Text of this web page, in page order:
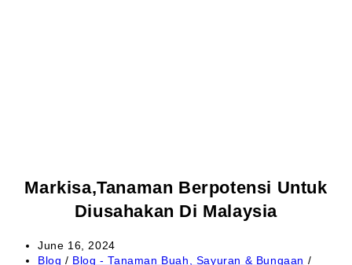
Markisa,Tanaman Berpotensi Untuk
Diusahakan Di Malaysia
Post
published:
June 16, 2024
Post
Blog / Blog - Tanaman Buah, Sayuran & Bungaan /